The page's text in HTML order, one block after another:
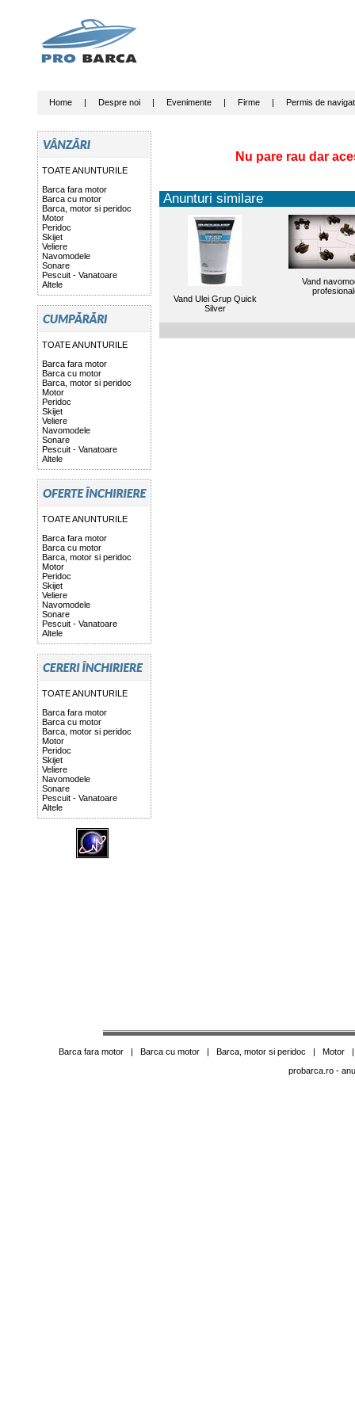
Home| Despre noi| Evenimente| Firme| Permis de
TOATE ANUNTURILE
Barca fara motor
Barca cu motor
Barca, motor si peridoc
Motor
Peridoc
Skijet
Veliere
Navomodele
Sonare
Pescuit - Vanatoare
Altele
TOATE ANUNTURILE
Barca fara motor
Barca cu motor
Barca, motor si peridoc
Motor
Peridoc
Skijet
Veliere
Navomodele
Sonare
Pescuit - Vanatoare
Altele
TOATE ANUNTURILE
Barca fara motor
Barca cu motor
Barca, motor si peridoc
Motor
Peridoc
Skijet
Veliere
Navomodele
Sonare
Pescuit - Vanatoare
Altele
TOATE ANUNTURILE
Barca fara motor
Barca cu motor
Barca, motor si peridoc
Motor
Peridoc
Skijet
Veliere
Navomodele
Sonare
Pescuit - Vanatoare
Altele
Nu pare rau dar
Anunturi similare
Vand Ulei Grup Quick
Silver
Vand
Barca fara motor| Barca cu motor| Barca, motor si peridoc | Motor
probarca.ro-